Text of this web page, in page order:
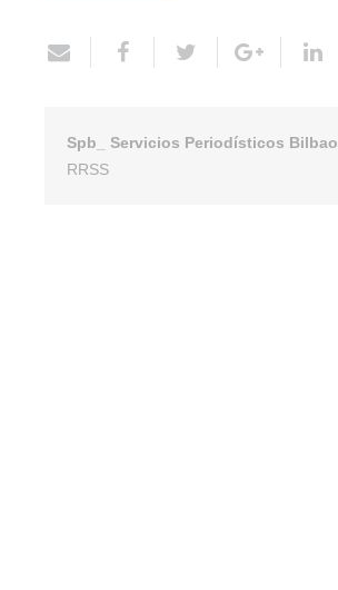
Spb_ Servicios Periodísticos Bilbao
RRSS